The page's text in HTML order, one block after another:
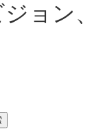
ョン